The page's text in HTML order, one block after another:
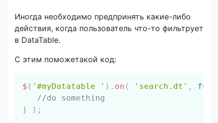
Иногда необходимо предпринять какие-либо
действия, когда пользователь что-то фильтрует
в DataTable.
С этим поможетакой код:
$ ( '#myDatatable ' ) . on ( 'search.dt' ,
//do something
}
) ;
Скопировать